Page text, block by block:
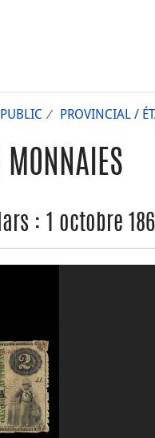
PROVINCIAL /
MONNAIES
: 1 octobre